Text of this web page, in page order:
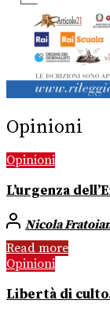
Opinioni
Opinioni
L’urgenza
Nicola
Read more
Opinioni
Libertà di